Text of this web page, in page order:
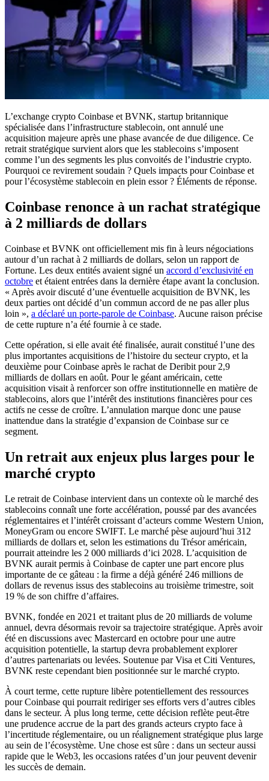
L’exchange crypto Coinbase et BVNK, startup britannique
spécialisée dans l’infrastructure stablecoin, ont annulé une
acquisition majeure après une phase avancée de due diligence. Ce
retrait stratégique survient alors que les stablecoins s’imposent
comme l’un des segments les plus convoités de l’industrie crypto.
Pourquoi ce revirement soudain ? Quels impacts pour Coinbase et
pour l’écosystème stablecoin en plein essor ? Éléments de réponse.
Coinbase renonce à un rachat stratégique
à 2 milliards de dollars
Coinbase et BVNK ont officiellement mis fin à leurs négociations
autour d’un rachat à 2 milliards de dollars, selon un rapport de
Fortune. Les deux entités avaient signé un accord d’exclusivité en
octobre et étaient entrées dans la dernière étape avant la conclusion.
« Après avoir discuté d’une éventuelle acquisition de BVNK, les
deux parties ont décidé d’un commun accord de ne pas aller plus
loin », a déclaré un porte-parole de Coinbase. Aucune raison précise
de cette rupture n’a été fournie à ce stade.
Cette opération, si elle avait été finalisée, aurait constitué l’une des
plus importantes acquisitions de l’histoire du secteur crypto, et la
deuxième pour Coinbase après le rachat de Deribit pour 2,9
milliards de dollars en août. Pour le géant américain, cette
acquisition visait à renforcer son offre institutionnelle en matière de
stablecoins, alors que l’intérêt des institutions financières pour ces
actifs ne cesse de croître. L’annulation marque donc une pause
inattendue dans la stratégie d’expansion de Coinbase sur ce
segment.
Un retrait aux enjeux plus larges pour le
marché crypto
Le retrait de Coinbase intervient dans un contexte où le marché des
stablecoins connaît une forte accélération, poussé par des avancées
réglementaires et l’intérêt croissant d’acteurs comme Western Union,
MoneyGram ou encore SWIFT. Le marché pèse aujourd’hui 312
milliards de dollars et, selon les estimations du Trésor américain,
pourrait atteindre les 2 000 milliards d’ici 2028. L’acquisition de
BVNK aurait permis à Coinbase de capter une part encore plus
importante de ce gâteau : la firme a déjà généré 246 millions de
dollars de revenus issus des stablecoins au troisième trimestre, soit
19 % de son chiffre d’affaires.
BVNK, fondée en 2021 et traitant plus de 20 milliards de volume
annuel, devra désormais revoir sa trajectoire stratégique. Après avoir
été en discussions avec Mastercard en octobre pour une autre
acquisition potentielle, la startup devra probablement explorer
d’autres partenariats ou levées. Soutenue par Visa et Citi Ventures,
BVNK reste cependant bien positionnée sur le marché crypto.
À court terme, cette rupture libère potentiellement des ressources
pour Coinbase qui pourrait rediriger ses efforts vers d’autres cibles
dans le secteur. À plus long terme, cette décision reflète peut-être
une prudence accrue de la part des grands acteurs crypto face à
l’incertitude réglementaire, ou un réalignement stratégique plus large
au sein de l’écosystème. Une chose est sûre : dans un secteur aussi
rapide que le Web3, les occasions ratées d’un jour peuvent devenir
les succès de demain.